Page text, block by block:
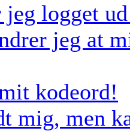
logget
jeg at
kodeord!
mig, men